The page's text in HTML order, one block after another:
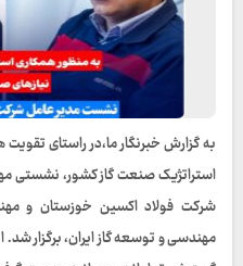
به گزارش خبرنگار ما،در راستای
استراتژیک صنعت گاز کشور، نشستی
شرکت فولاد اکسین خوزستان و
مهندسی و توسعه گاز ایران، برگزار